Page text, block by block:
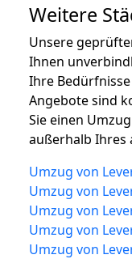
Weitere
Unsere
Ihnen
Ihre
Angebote sind
Sie einen
außerhalb Ihres
Umzug von
Umzug von
Umzug von
Umzug von
Umzug von